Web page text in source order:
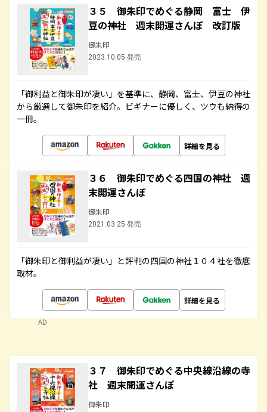
３５ 御朱印でめぐる静岡 富士 伊
豆の神社 週末開運さんぽ 改訂版
御朱印
2023.10.05 発売
「御利益と御朱印が凄い」を基準に、静岡、富士、伊豆の神社
から厳選して御朱印を紹介。ビギナーに優しく、ツウも納得の
一冊。
詳細を見る
３６ 御朱印でめぐる四国の神社 週
末開運さんぽ
御朱印
2021.03.25 発売
「御朱印と御利益が凄い」と評判の四国の神社１０４社を徹底
取材。
詳細を見る
AD
３７ 御朱印でめぐる中央線沿線の寺
社 週末開運さんぽ
御朱印